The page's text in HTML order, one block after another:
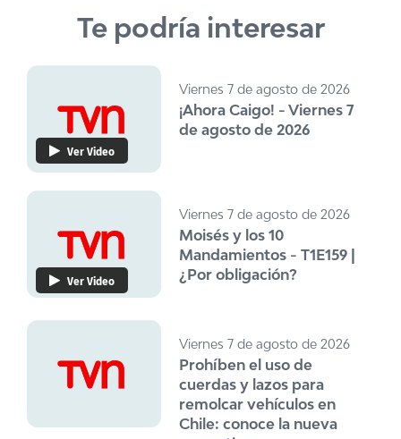
Te podría interesar
Ver Video
Viernes 7 de agosto de 2026
¡Ahora Caigo! - Viernes 7
de agosto de 2026
Ver Video
Viernes 7 de agosto de 2026
Moisés y los 10
Mandamientos - T1E159 |
¿Por obligación?
Viernes 7 de agosto de 2026
Prohíben el uso de
cuerdas y lazos para
remolcar vehículos en
Chile: conoce la nueva